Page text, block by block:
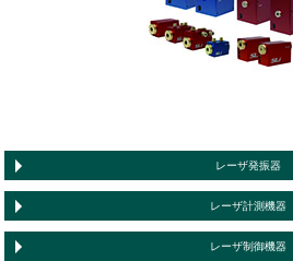
レーザ発振器
レーザ計測機器
レーザ制御機器